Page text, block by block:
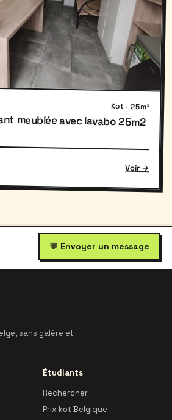
Kot · 25m²
meublée avec lavabo 25m2
Voir →
💬 Envoyer un message
sans galère et
Étudiants
Rechercher
Prix kot Belgique